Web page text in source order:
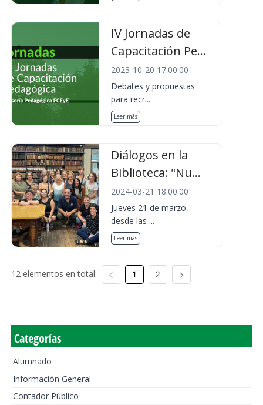
IV Jornadas de
Capacitación Pe...
2023-10-20 17:00:00
Debates y propuestas
para recr...
Leer más
Diálogos en la
Biblioteca: "Nu...
2024-03-21 18:00:00
Jueves 21 de marzo,
desde las ...
Leer más
12 elementos en total: 1 2
Categorías
Alumnado
Información General
Contador Público